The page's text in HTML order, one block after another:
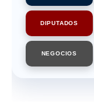
DIPUTADOS
NEGOCIOS